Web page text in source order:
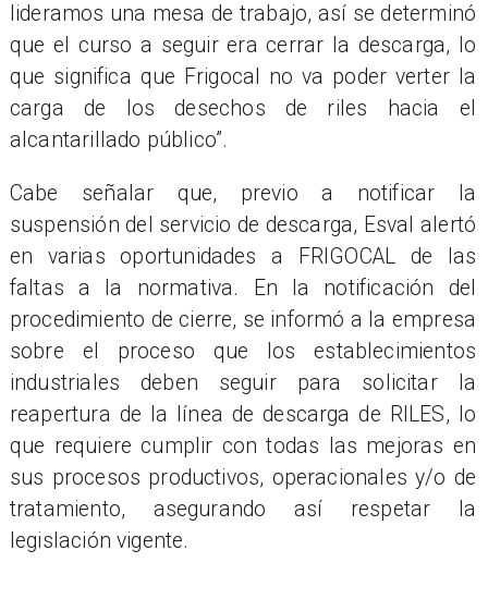
lideramos una mesa de trabajo, así se determinó
que el curso a seguir era cerrar la descarga, lo
que significa que Frigocal no va poder verter la
carga de los desechos de riles hacia el
alcantarillado público”.
Cabe señalar que, previo a notificar la
suspensión del servicio de descarga, Esval alertó
en varias oportunidades a FRIGOCAL de las
faltas a la normativa. En la notificación del
procedimiento de cierre, se informó a la empresa
sobre el proceso que los establecimientos
industriales deben seguir para solicitar la
reapertura de la línea de descarga de RILES, lo
que requiere cumplir con todas las mejoras en
sus procesos productivos, operacionales y/o de
tratamiento, asegurando así respetar la
legislación vigente.